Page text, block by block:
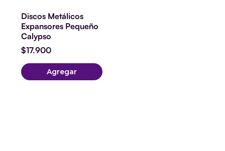
Discos Metálicos
Expansores Pequeño
Calypso
$17.900
Agregar